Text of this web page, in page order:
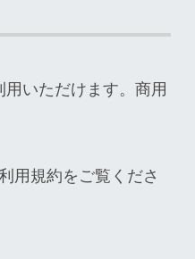
用いただけます。商用
用規約をご覧くださ